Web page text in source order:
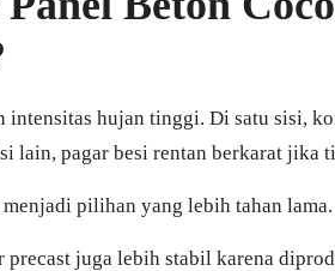
intensitas hujan tinggi. Di satu sisi,
lain, pagar besi rentan berkarat jika
pilihan yang lebih tahan lama.
precast juga lebih stabil karena